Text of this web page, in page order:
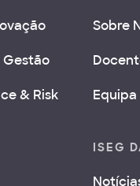
Gestão
& Risk
Sobre
Equipa
ISEG